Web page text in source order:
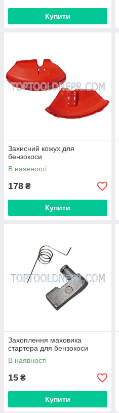
Купити
Захисний кожух для
бензокоси
В наявності
178 ₴
Купити
Захоплення маховика
стартера для бензокоси
В наявності
15 ₴
Купити